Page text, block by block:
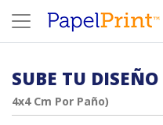
SUBE TU DISEÑO
4x4 Cm Por Paño)